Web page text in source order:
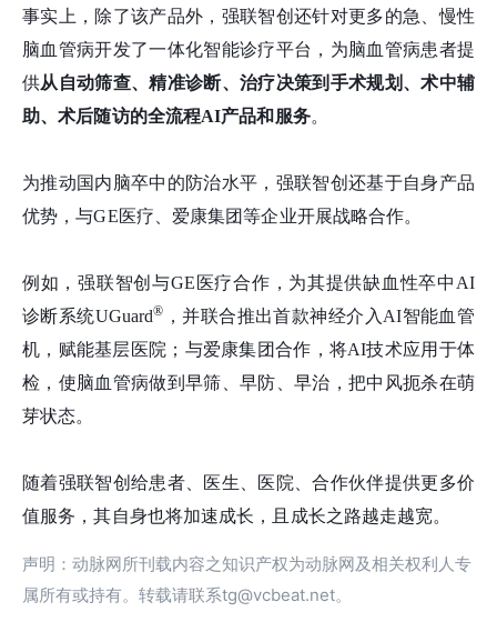
事实上，除了该产品外，强联智创还针对更多的急、慢性
脑血管病开发了一体化智能诊疗平台，为脑血管病患者提
供从自动筛查、精准诊断、 治疗决策到 手术规划、术中辅
助、术后随访的全流程AI产品和服务。
为推动国内脑卒中的防治水平，强联智创还基于自身产品
优势，与GE医疗、爱康集团等企业开展战略合作。
例如，强联智创与GE医疗合作，为其提供缺血性卒中AI
诊断系统UGuard® ，并联合推出首款神经介入AI智能血管
机，赋能基层医院；与爱康集团合作，将AI技术应用于体
检，使脑血管病做到早筛、早防、早治，把中风扼杀在萌
芽状态。
随着强联智创给患者、医生、医院、合作伙伴提供更多价
值服务，其自身也将加速成长，且成长之路越走越宽。
声明：动脉网所刊载内容之知识产权为动脉网及相关权利人专
属所有或持有。转载请联系tg@vcbeat.net。